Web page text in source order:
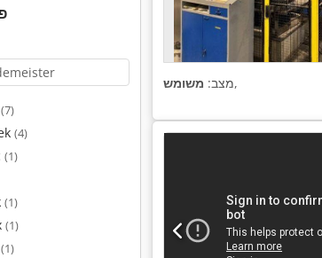
(7)
(4)
(1)
(1)
(1)
(1)
מצב: משומש ,